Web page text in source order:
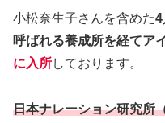
小松奈生子さんを含めた4
呼ばれる養成所を経てア
に入所しております。
日本ナレーション研究所